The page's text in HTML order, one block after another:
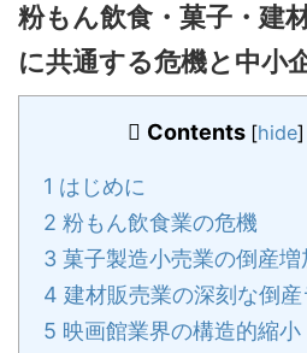
粉もん飲食・菓子・建
に共通する危機と中小
Contents [hide]
1 はじめに
2 粉もん飲食業の危機
3 菓子製造小売業の倒産増
4 建材販売業の深刻な倒産
5 映画館業界の構造的縮小